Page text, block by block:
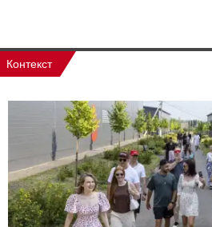
Контекст